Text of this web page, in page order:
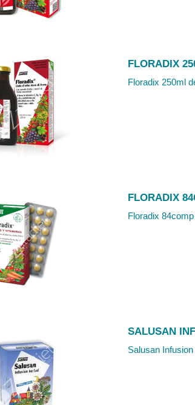
FLORADIX
Floradix 250ml
FLORADIX
Floradix
SALUSAN
Salusan